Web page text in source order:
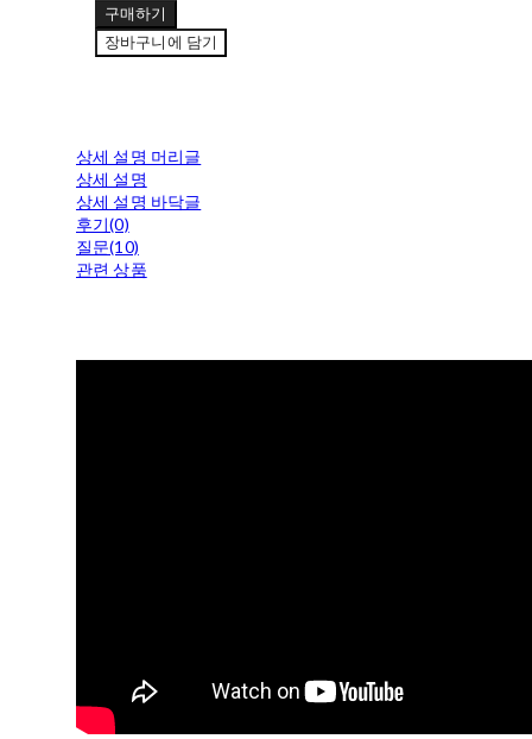
구매하기
장바구니에 담기
상세 설명 머리글
상세 설명
상세 설명 바닥글
후기(0)
질문(10)
관련 상품